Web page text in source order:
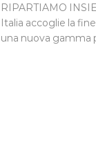
RIPARTIAMO
Italia accoglie la
una nuova gamma